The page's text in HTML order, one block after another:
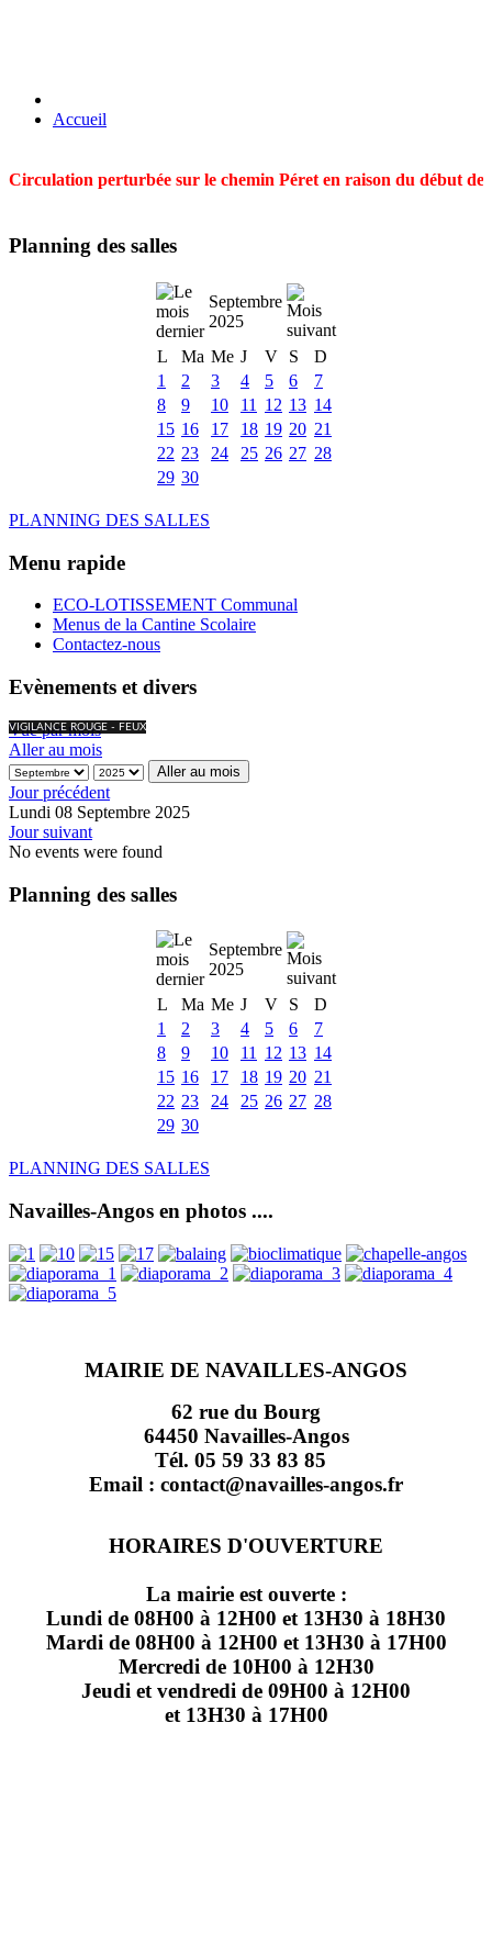
Accueil
Circulation perturbée sur le chemin Péret en raison du début
Planning des salles
Septembre
2025
L
Ma Me J V S
D
1
2 3 4 5 6
7
8
9 10 11 12 13 14
15 16 17 18 19 20 21
22 23 24 25 26 27 28
29 30
PLANNING DES SALLES
Menu rapide
ECO-LOTISSEMENT Communal
Menus de la Cantine Scolaire
Contactez-nous
Evènements et divers
VIGILANCE ROUGE - FEUX
Vue par mois
Aller au mois
Aller au mois
Jour précédent
Lundi 08 Septembre 2025
Jour suivant
No events were found
Planning des salles
Septembre
2025
L
Ma Me J V S
D
1
2 3 4 5 6
7
8
9 10 11 12 13 14
15 16 17 18 19 20 21
22 23 24 25 26 27 28
29 30
PLANNING DES SALLES
Navailles-Angos en photos ....
MAIRIE DE NAVAILLES-ANGOS
62 rue du Bourg
64450 Navailles-Angos
Tél. 05 59 33 83 85
Email : contact@navailles-angos.fr
HORAIRES D'OUVERTURE
La mairie est ouverte :
Lundi de 08H00 à 12H00 et 13H30 à 18H30
Mardi de 08H00 à 12H00 et 13H30 à 17H00
Mercredi de 10H00 à 12H30
Jeudi et vendredi de 09H00 à 12H00
et 13H30 à 17H00